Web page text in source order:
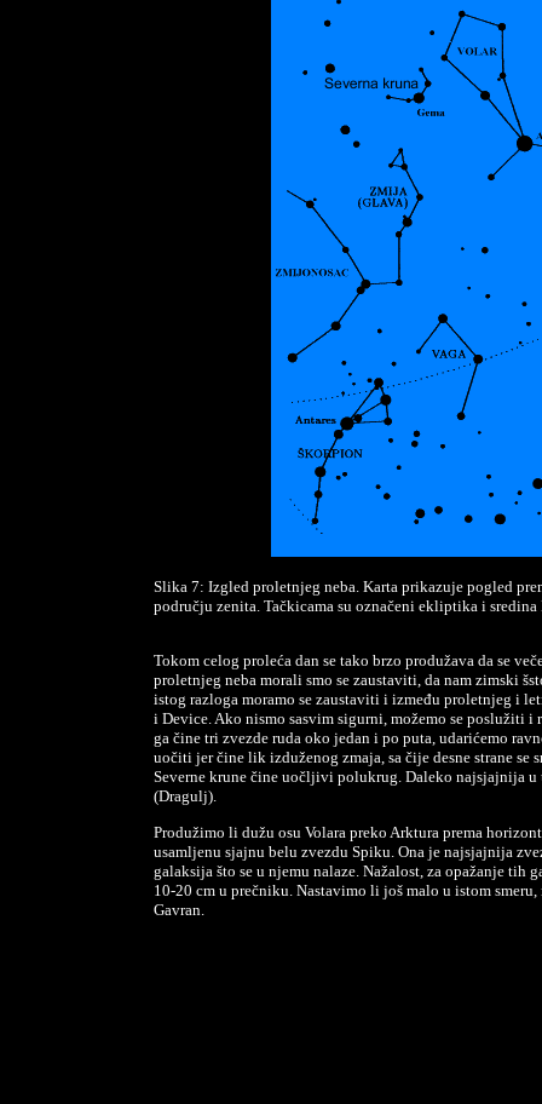
Slika 7: Izgled proletnjeg neba. Karta prikazuje pogled
području zenita. Tačkicama su označeni ekliptika i sredina
Tokom celog proleća dan se tako brzo produžava da se
proletnjeg neba morali smo se zaustaviti, da nam zimski
istog razloga moramo se zaustaviti i između proletnjeg i
i Device. Ako nismo sasvim sigurni, možemo se
ga čine tri zvezde ruda oko jedan i po puta, udarićemo
uočiti jer čine lik izduženog zmaja, sa čije desne strane se
Severne krune čine uočljivi polukrug. Daleko najsjajnija u
(Dragulj).
Produžimo li dužu osu Volara preko Arktura prema
usamljenu sjajnu belu zvezdu Spiku. Ona je najsjajnija
galaksija što se u njemu nalaze. Nažalost, za opažanje
10-20 cm u prečniku. Nastavimo li još malo u istom
Gavran.